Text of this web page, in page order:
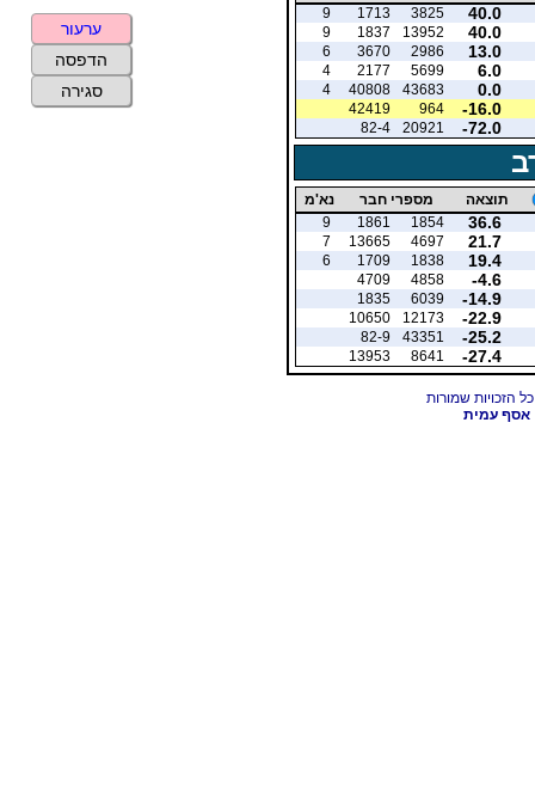
40.0
3825
1713
9
40.0
13952
1837
9
13.0
2986
3670
6
6.0
5699
2177
4
0.0
43683
40808
4
-16.0
964
42419
-72.0
20921
82-4
תוצאה מספרי חבר נא'מ
36.6
1854
1861
9
21.7
4697
13665
7
19.4
1838
1709
6
-4.6
4858
4709
-14.9
6039
1835
-22.9
12173
10650
-25.2
43351
82-9
-27.4
8641
13953
אסף עמית
ערעור
הדפסה
סגירה